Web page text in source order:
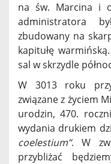
na św. Marcina i
administratora
zbudowany na
kapitułę
sal w skrzydle
W 3013 roku
związane z życiem
urodzin, 470.
wydania drukiem
coelestium”. W
przybliżać